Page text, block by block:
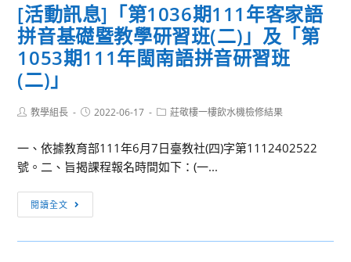
年
教
師
甄
相
訊
息
[活動訊息]「第1036期111年客家語
拼音基礎暨教學研習班(二)」及「第
1053期111年閩南語拼音研習班
(二)」
Post教學組長
Post2022-06-17
Post莊敬樓一樓飲水機檢修結果
一、依據教育部111年6月7日臺教社(四)字第1112402522
號。二、旨揭課程報名時間如下：(一...
閱讀全文
動
訊